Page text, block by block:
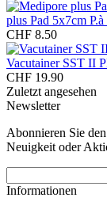
plus Pad 5x7cm
CHF 8.50
Vacutainer SST II
CHF 19.90
Zuletzt angesehen
Newsletter
Abonnieren Sie
Neuigkeit oder
Informationen